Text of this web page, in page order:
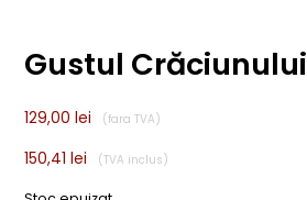
Gustul Crăciunului
129,00lei
150,41lei